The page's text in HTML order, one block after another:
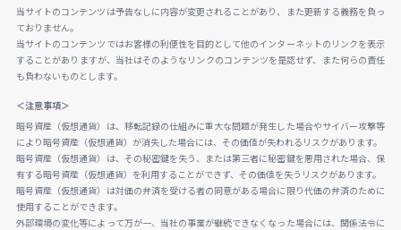
当サイトのコンテンツは予告なしに内容が変更されることがあり、また更新する義務を負っ
ておりません。
当サイトのコンテンツではお客様の利便性を目的として他のインターネットのリンクを表示
することがありますが、当社はそのようなリンクのコンテンツを是認せず、また何らの責任
も負わないものとします。
＜注意事項＞
暗号資産（仮想通貨）は、移転記録の仕組みに重大な問題が発生した場合やサイバー攻撃等
により暗号資産（仮想通貨）が消失した場合には、その価値が失われるリスクがあります。
暗号資産（仮想通貨）は、その秘密鍵を失う、または第三者に秘密鍵を悪用された場合、保
有する暗号資産（仮想通貨）を利用することができず、その価値を失うリスクがあります。
暗号資産（仮想通貨）は対価の弁済を受ける者の同意がある場合に限り代価の弁済のために
使用することができます。
外部環境の変化等によって万が一、当社の事業が継続できなくなった場合には、関係法令に